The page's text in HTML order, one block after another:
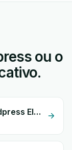
ou o
Oscario Express + Wordpress Elementor